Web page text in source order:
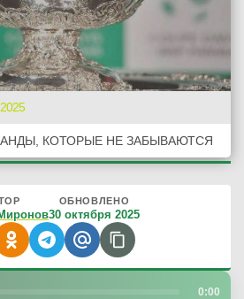
КОТОРЫЕ НЕ ЗАБЫВАЮТСЯ
ОБНОВЛЕНО
30 октября 2025
0:00